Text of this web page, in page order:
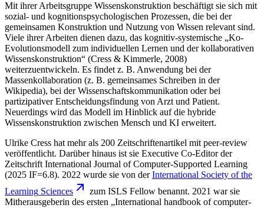
Mit ihrer Arbeitsgruppe Wissenskonstruktion beschäftigt sie sich mit
sozial- und kognitionspsychologischen Prozessen, die bei der
gemeinsamen Konstruktion und Nutzung von Wissen relevant sind.
Viele ihrer Arbeiten dienen dazu, das kognitiv-systemische „Ko-
Evolutionsmodell zum individuellen Lernen und der kollaborativen
Wissenskonstruktion“ (Cress & Kimmerle, 2008)
weiterzuentwickeln. Es findet z. B. Anwendung bei der
Massenkollaboration (z. B. gemeinsames Schreiben in der
Wikipedia), bei der Wissenschaftskommunikation oder bei
partizipativer Entscheidungsfindung von Arzt und Patient.
Neuerdings wird das Modell im Hinblick auf die hybride
Wissenskonstruktion zwischen Mensch und KI erweitert.
Ulrike Cress hat mehr als 200 Zeitschriftenartikel mit peer-review
veröffentlicht. Darüber hinaus ist sie Executive Co-Editor der
Zeitschrift International Journal of Computer-Supported Learning
(2025 IF=6.8). 2022 wurde sie von derInternational Society of the
Learning Sciences
zum ISLS Fellow benannt. 2021 war sie
Mitherausgeberin des ersten „International handbook of computer-